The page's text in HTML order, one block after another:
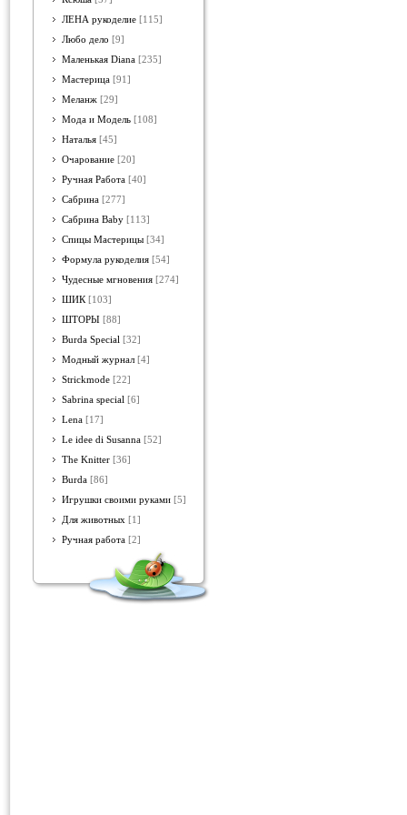
ЛЕНА рукоделие [115]
Любо дело [9]
Маленькая Diana [235]
Мастерица [91]
Меланж [29]
Мода и Модель [108]
Наталья [45]
Очарование [20]
Ручная Работа [40]
Сабрина [277]
Сабрина Baby [113]
Спицы Мастерицы [34]
Формула рукоделия [54]
Чудесные мгновения [274]
ШИК [103]
ШТОРЫ [88]
Burda Special [32]
Модный журнал [4]
Strickmode [22]
Sabrina special [6]
Lena [17]
Le idee di Susanna [52]
The Knitter [36]
Burda [86]
Игрушки своими руками [5]
Для животных [1]
Ручная работа [2]